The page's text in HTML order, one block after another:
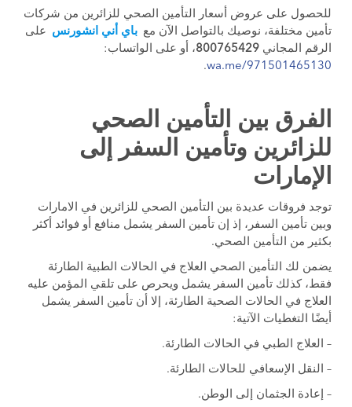
للحصول على عروض أسعار التأمين الصحي للزائرين من شركات
تأمين مختلفة، نوصيك بالتواصل الآن مع باي أني انشورنس على
الرقم المجاني800765429، أو على الواتساب:
wa.me/971501465130
.
الفرق بين التأمين الصحي
للزائرين وتأمين السفر إلى
الإمارات
توجد فروقات عديدة بين التأمين الصحي للزائرين في الامارات
وبين تأمين السفر، إذ إن تأمين السفر يشمل منافع أو فوائد أكثر
بكثير من التأمين الصحي.
يضمن لك التأمين الصحي العلاج في الحالات الطبية الطارئة
فقط، كذلك تأمين السفر يشمل ويحرص على تلقي المؤمن عليه
العلاج في الحالات الصحية الطارئة، إلا أن تأمين السفر يشمل
أيضًا التغطيات الآتية:
– العلاج الطبي في الحالات الطارئة.
– النقل الإسعافي للحالات الطارئة.
– إعادة الجثمان إلى الوطن.